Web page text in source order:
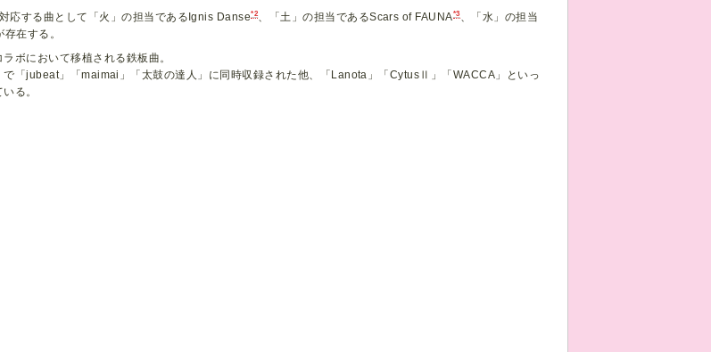
応する曲として「火」の担当であるIgnis Danse*2、「土」の担当であるScars of FAUNA*3、「水」の担当
存在する。
ボにおいて移植される鉄板曲。
で「jubeat」「maimai」「太鼓の達人」に同時収録された他、「Lanota」「CytusⅡ」「WACCA」といっ
る。